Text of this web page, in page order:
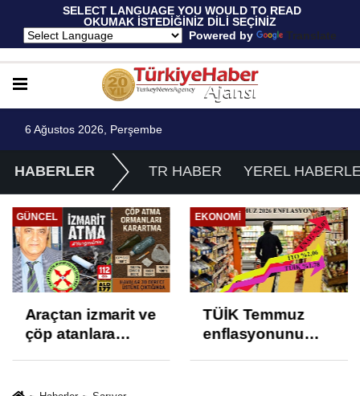
SELECT LANGUAGE YOU WOULD TO READ
OKUMAK İSTEDİĞİNİZ DİLİ SEÇİNİZ
Powered by
Translate
6 Ağustos 2026, Perşembe
HABERLER TR HABER YEREL
EKONOMI
TÜİK Temmuz
enflasyonunu
açıkladı
EKONOMI
Yüksek Faiz ve
Nakit Sıkışıklığı